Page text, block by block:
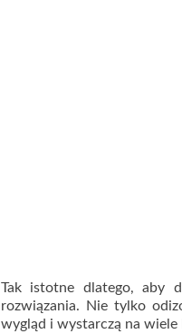
Tak istotne dlatego, aby
rozwiązania. Nie tylko
wygląd i wystarczą na wiele